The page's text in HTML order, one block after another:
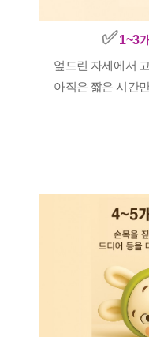
✅️ 1~3
엎드린 자세에서
아직은 짧은 시간